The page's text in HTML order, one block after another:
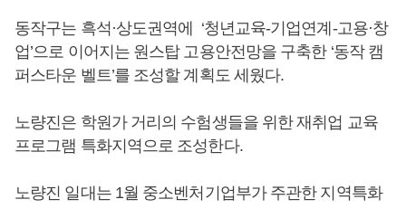
동작구는 흑석·상도권역에 ‘청년교육-기업연계-고용·창
업’으로 이어지는 원스탑 고용안전망을 구축한 ‘동작 캠
퍼스타운 벨트’를 조성할 계획도 세웠다.
노량진은 학원가 거리의 수험생들을 위한 재취업 교육
프로그램 특화지역으로 조성한다.
노량진 일대는 1월 중소벤처기업부가 주관한 지역특화